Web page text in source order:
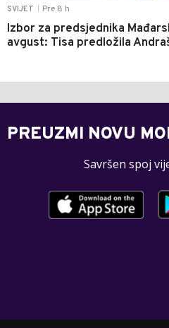
SVIJET Pre 8 h
Izbor za predsjednika
avgust: Tisa predložila
PREUZMI NOVU
Savršen spoj